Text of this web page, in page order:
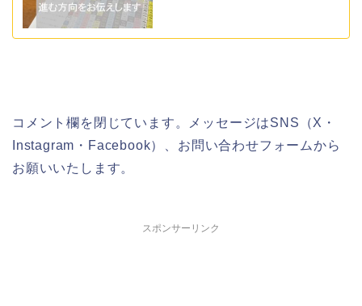
コメント欄を閉じています。メッセージはSNS（X・
Instagram・Facebook）、お問い合わせフォームから
お願いいたします。
スポンサーリンク